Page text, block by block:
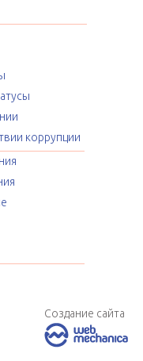
коррупции
Создание сайта